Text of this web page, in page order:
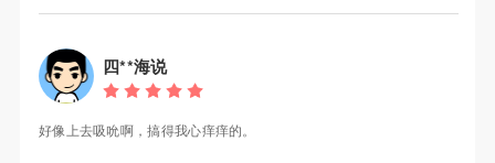
四**海说
好像上去吸吮啊，搞得我心痒痒的。